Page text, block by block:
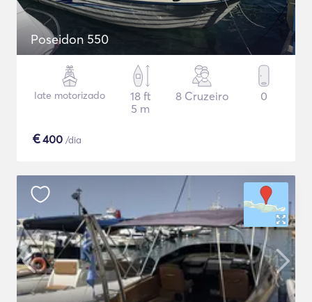
Poseidon 550
Iate motorizado
18 ft
5 m
8 Cruzeiro 0
€400 /dia